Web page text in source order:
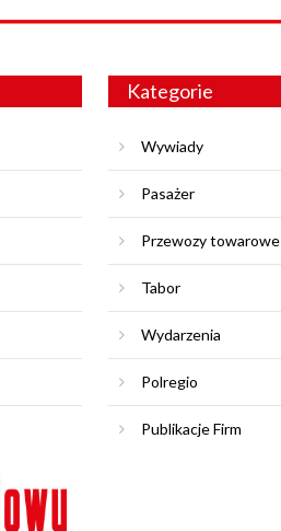
Kategorie
Wywiady
Pasażer
Przewozy towarowe
Tabor
Wydarzenia
Polregio
Publikacje Firm